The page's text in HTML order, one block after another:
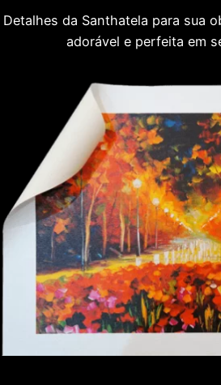
Detalhes da Santhatela para sua
adorável e perfeita em